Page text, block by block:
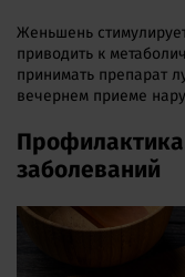
Женьшень
приводить к
принимать препарат
вечернем приеме
заболеваний